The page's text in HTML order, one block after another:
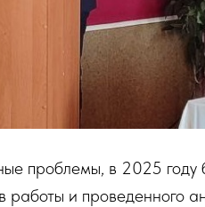
проблемы, в 2025 году
работы и проведенного